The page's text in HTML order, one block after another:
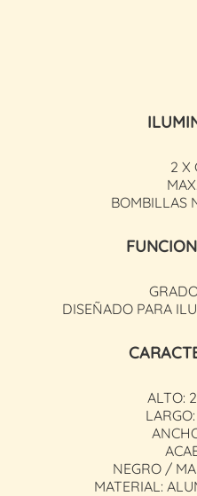
2 X
BOMBILLAS
DISEÑADO PARA
ALTO:
NEGRO /
MATERIAL: